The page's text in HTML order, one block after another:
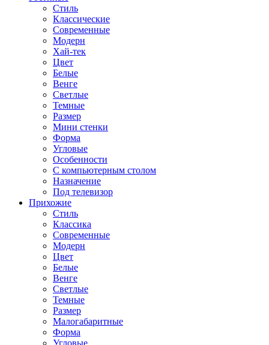
Стиль
Классические
Современные
Модерн
Хай-тек
Цвет
Белые
Венге
Светлые
Темные
Размер
Мини стенки
Форма
Угловые
Особенности
С компьютерным столом
Назначение
Под телевизор
Прихожие
Стиль
Классика
Современные
Модерн
Цвет
Белые
Венге
Светлые
Темные
Размер
Малогабаритные
Форма
Угловые